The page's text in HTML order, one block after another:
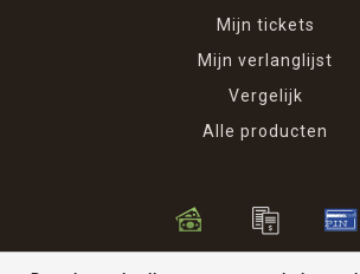
Mijn tickets
Mijn verlanglijst
Vergelijk
Alle producten